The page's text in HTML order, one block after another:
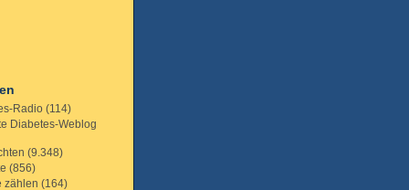
Radio (114)
Diabetes-Weblog
(9.348)
(856)
zählen (164)